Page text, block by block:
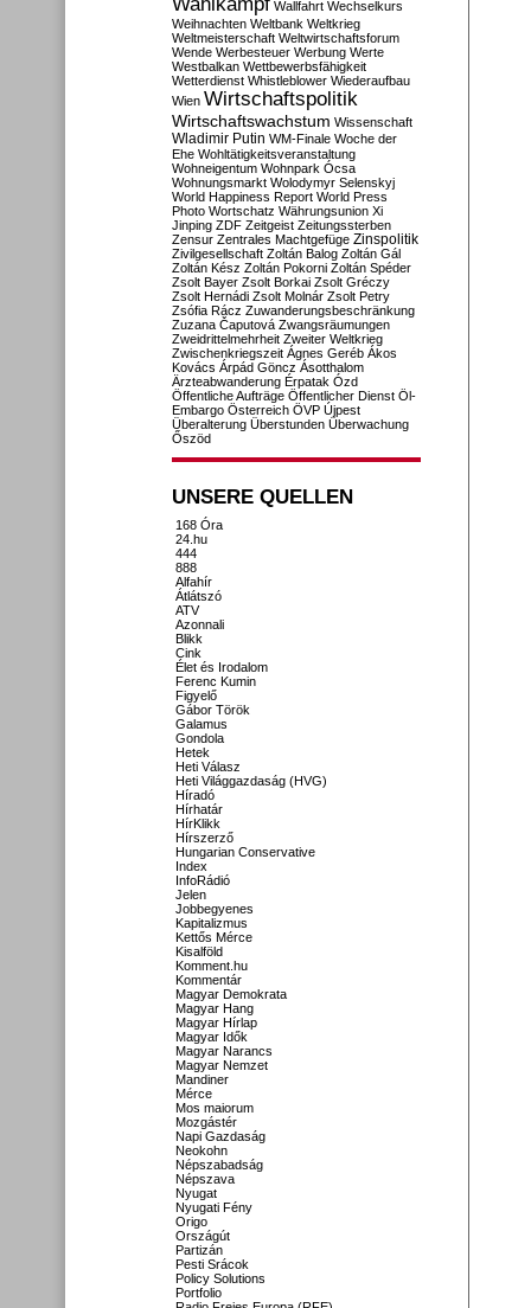
Wallfahrt Wechselkurs
Weihnachten Weltbank Weltkrieg
Weltmeisterschaft Weltwirtschaftsforum
Wende Werbesteuer Werbung Werte
Westbalkan Wettbewerbsfähigkeit
Wetterdienst Whistleblower Wiederaufbau
Wien Wirtschaftspolitik
Wirtschaftswachstum Wissenschaft
Wladimir Putin WM-Finale Woche der
Ehe Wohltätigkeitsveranstaltung
Wohneigentum Wohnpark Ócsa
Wohnungsmarkt Wolodymyr Selenskyj
World Happiness Report World Press
Photo Wortschatz Währungsunion Xi
Jinping ZDF Zeitgeist Zeitungssterben
Zensur Zentrales Machtgefüge Zinspolitik
Zivilgesellschaft Zoltán Balog Zoltán Gál
Zoltán Kész Zoltán Pokorni Zoltán Spéder
Zsolt Bayer Zsolt Borkai Zsolt Gréczy
Zsolt Hernádi Zsolt Molnár Zsolt Petry
Zsófia Rácz Zuwanderungsbeschränkung
Zuzana Čaputová Zwangsräumungen
Zweidrittelmehrheit Zweiter Weltkrieg
Zwischenkriegszeit Ágnes Geréb Ákos
Kovács Árpád Göncz Ásotthalom
Ärzteabwanderung Érpatak Ózd
Öffentliche Aufträge Öffentlicher Dienst Öl-
Embargo Österreich ÖVP Újpest
Überalterung Überstunden Überwachung
Őszöd
UNSERE QUELLEN
168 Óra
24.hu
444
888
Alfahír
Átlátszó
ATV
Azonnali
Blikk
Cink
Élet és Irodalom
Ferenc Kumin
Figyelő
Gábor Török
Galamus
Gondola
Hetek
Heti Válasz
Heti Világgazdaság (HVG)
Híradó
Hírhatár
HírKlikk
Hírszerző
Hungarian Conservative
Index
InfoRádió
Jelen
Jobbegyenes
Kapitalizmus
Kettős Mérce
Kisalföld
Komment.hu
Kommentár
Magyar Demokrata
Magyar Hang
Magyar Hírlap
Magyar Idők
Magyar Narancs
Magyar Nemzet
Mandiner
Mérce
Mos maiorum
Mozgástér
Napi Gazdaság
Neokohn
Népszabadság
Népszava
Nyugat
Nyugati Fény
Origo
Országút
Partizán
Pesti Srácok
Policy Solutions
Portfolio